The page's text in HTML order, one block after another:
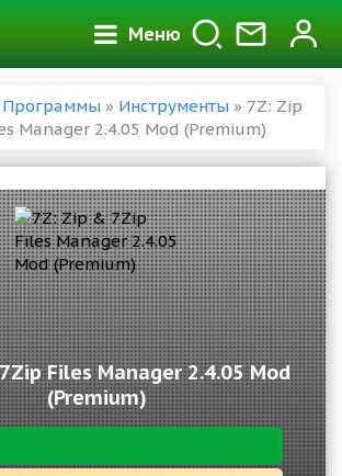
Меню
Программы » Инструменты » 7Z: Zip
Manager 2.4.05 Mod (Premium)
Files Manager 2.4.05 Mod
(Premium)